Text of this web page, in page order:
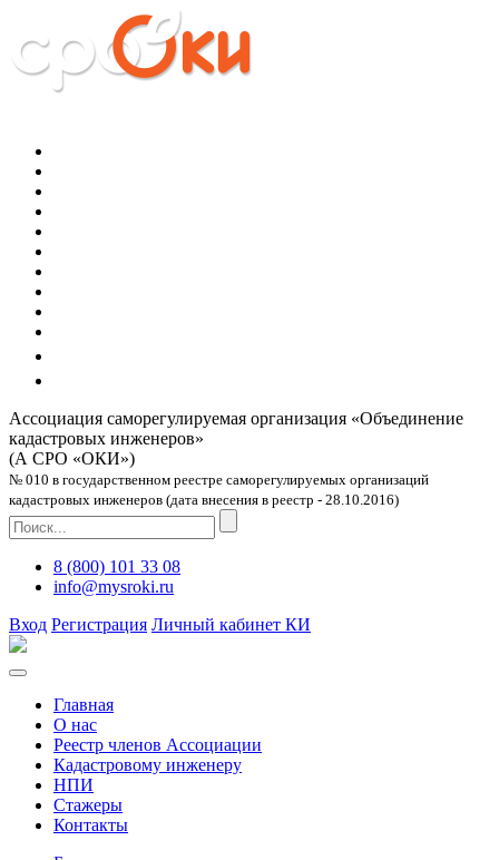
Ассоциация саморегулируемая организация «Объединение
кадастровых инженеров»
(А СРО «ОКИ»)
№ 010 в государственном реестре саморегулируемых организаций
кадастровых инженеров (дата внесения в реестр - 28.10.2016)
8 (800) 101 33 08
info@mysroki.ru
Вход Регистрация Личный кабинет КИ
Главная
О нас
Реестр членов Ассоциации
Кадастровому инженеру
НПИ
Стажеры
Контакты